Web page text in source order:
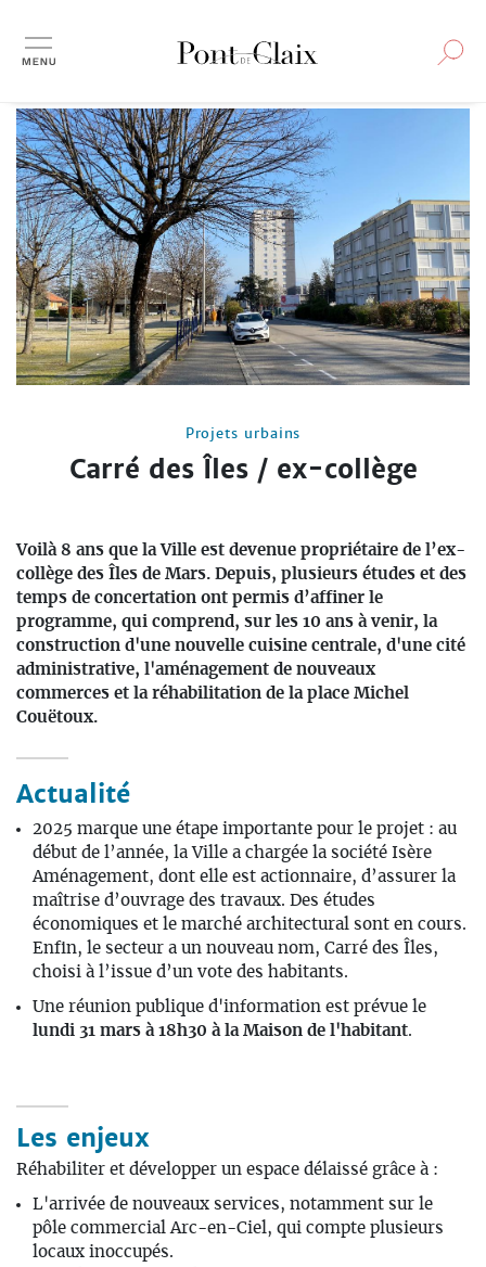
contenu
Projets urbains
Carré des Îles / ex-collège
Voilà 8 ans que la Ville est devenue propriétaire de l’ex-
collège des Îles de Mars. Depuis, plusieurs études et des
temps de concertation ont permis d’affiner le
programme, qui comprend, sur les 10 ans à venir, la
construction d'une nouvelle cuisine centrale, d'une cité
administrative, l'aménagement de nouveaux
commerces et la réhabilitation de la place Michel
Couëtoux.
Actualité
2025 marque une étape importante pour le projet : au
début de l’année, la Ville a chargée la société Isère
Aménagement, dont elle est actionnaire, d’assurer la
maîtrise d’ouvrage des travaux. Des études
économiques et le marché architectural sont en cours.
Enfin, le secteur a un nouveau nom, Carré des Îles,
choisi à l’issue d’un vote des habitants.
Une réunion publique d'information est prévue le
lundi 31 mars à 18h30 à la Maison de l'habitant.
Les enjeux
Réhabiliter et développer un espace délaissé grâce à :
L'arrivée de nouveaux services, notamment sur le
pôle commercial Arc-en-Ciel, qui compte plusieurs
locaux inoccupés.